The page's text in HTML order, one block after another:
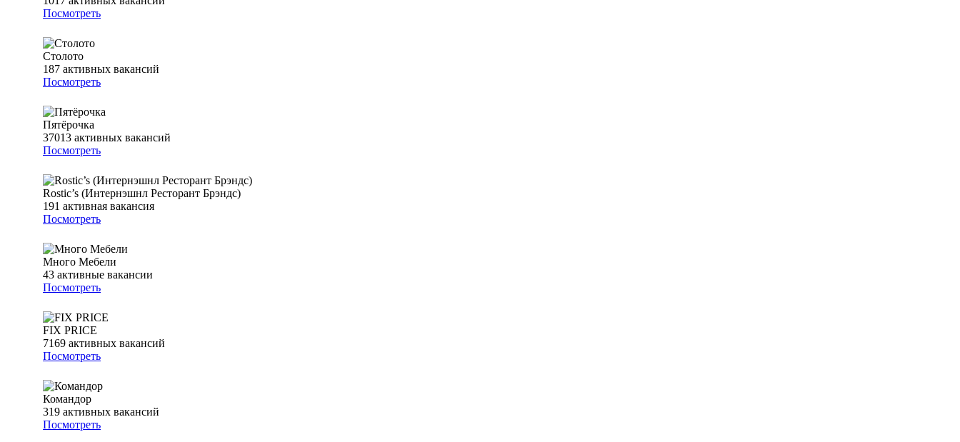
Посмотреть
Столото
187 активных вакансий
Посмотреть
Пятёрочка
37013 активных вакансий
Посмотреть
Rostic’s (Интернэшнл Ресторант Брэндс)
191 активная вакансия
Посмотреть
Много Мебели
43 активные вакансии
Посмотреть
FIX PRICE
7169 активных вакансий
Посмотреть
Командор
319 активных вакансий
Посмотреть